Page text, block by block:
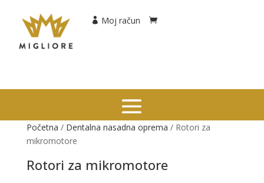
Moj račun
Početna / Dentalna nasadna oprema / Rotori za
mikromotore
Rotori za mikromotore